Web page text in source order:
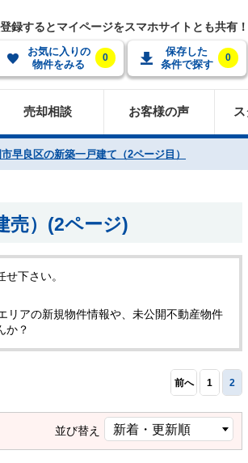
録するとマイページをスマホサイトとも共有！
お気に入りの
物件をみる
0
保存した
条件で探す
0
売却相談 お客様の声
早良区の新築一戸建て（2ページ目）
売）(2ページ)
下さい。
リアの新規物件情報や、未公開不動産物件
か？
前へ 1 2
並び替え